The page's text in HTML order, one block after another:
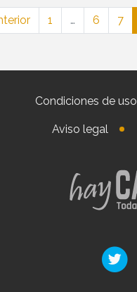
1 … 6 7
Condiciones de uso
Aviso legal